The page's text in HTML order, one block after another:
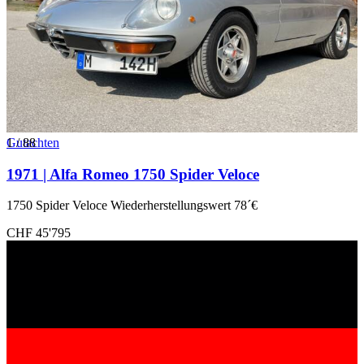
1/88
Gutachten
1971 | Alfa Romeo 1750 Spider Veloce
1750 Spider Veloce Wiederherstellungswert 78´€
CHF 45'795